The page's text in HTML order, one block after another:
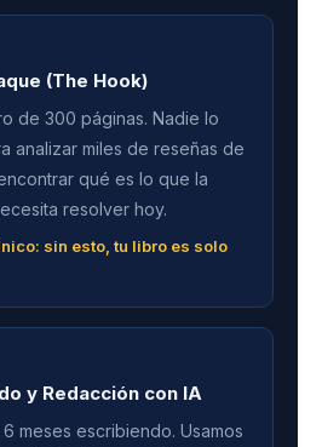
(The Hook)
de 300 páginas. Nadie lo
analizar miles de reseñas de
qué es lo que la
resolver hoy.
sin esto, tu libro es solo
y Redacción con IA
meses escribiendo. Usamos